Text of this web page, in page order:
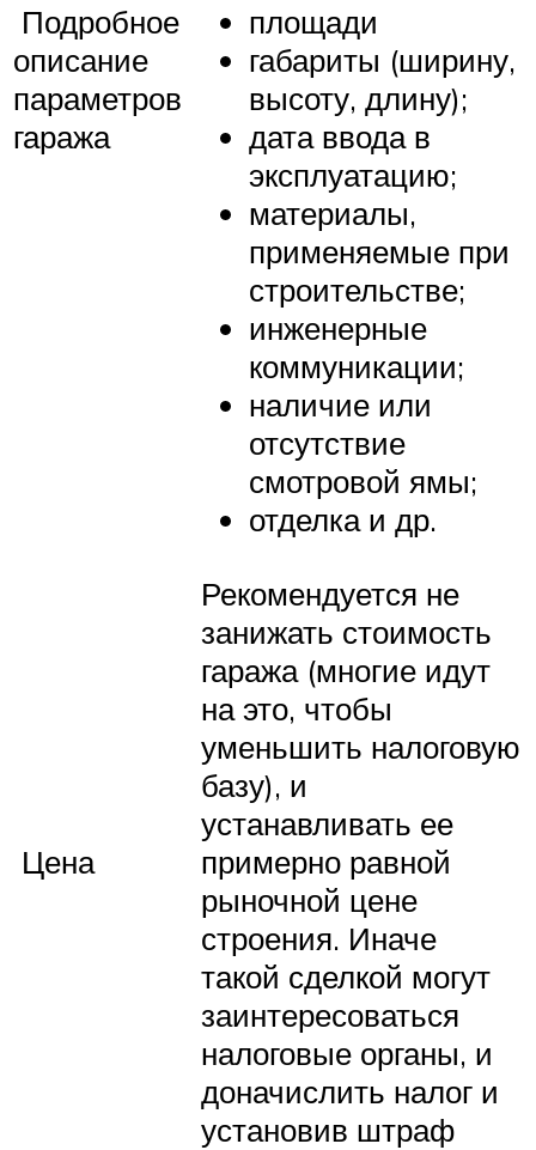
Подробное
описание
параметров
гаража
площади
габариты (ширину,
высоту, длину);
дата ввода в
эксплуатацию;
материалы,
применяемые при
строительстве;
инженерные
коммуникации;
наличие или
отсутствие
смотровой ямы;
отделка и др.
Цена
Рекомендуется не
занижать стоимость
гаража (многие идут
на это, чтобы
уменьшить налоговую
базу), и
устанавливать ее
примерно равной
рыночной цене
строения. Иначе
такой сделкой могут
заинтересоваться
налоговые органы, и
доначислить налог и
установив штраф